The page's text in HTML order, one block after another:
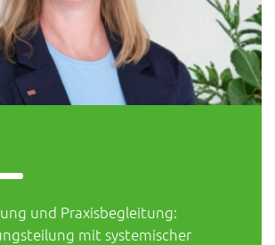
und Praxisbegleitung:
mit systemischer